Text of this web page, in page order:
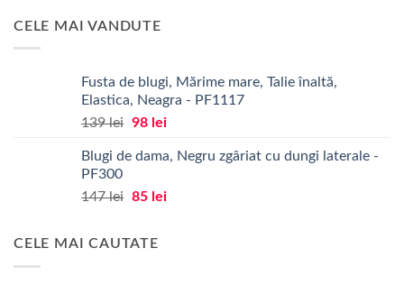
fost:
34 lei.
CELE MAI VANDUTE
Fusta de blugi, Mărime mare, Talie înaltă,
Elastica, Neagra - PF1117
139lei Prețul
a
139 lei.
98 leiPrețul
este:
Blugi de dama, Negru zgâriat cu dungi laterale -
PF300
147lei Prețul
fost:
85 leiPrețul
CELE MAI CAUTATE